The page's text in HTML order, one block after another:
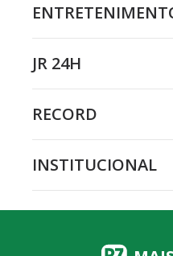
JR 24H
RECORD
INSTITUCIONAL